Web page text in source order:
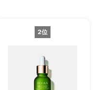
2位